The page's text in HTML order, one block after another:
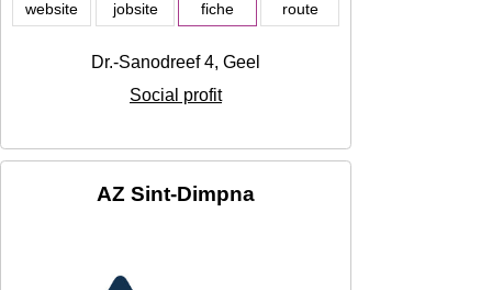
website jobsite fiche route
Dr.-Sanodreef 4, Geel
Social profit
AZ Sint-Dimpna